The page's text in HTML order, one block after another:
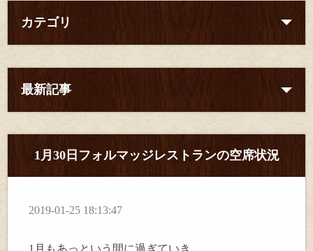
カテゴリ
最新記事
1月30日フォルマッジレストランの空席状況
2019-01-25 18:13:47